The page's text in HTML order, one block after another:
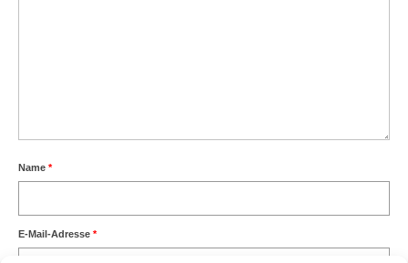
Name *
E-Mail-Adresse *